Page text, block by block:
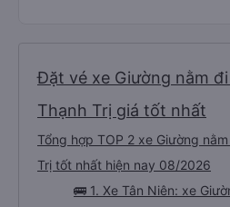
Đặt vé xe Giường nằm
Thạnh Trị giá tốt nhất
Tổng hợp TOP 2 xe Giường
Trị tốt nhất hiện nay 08/2026
🚌 1. Xe Tân Niên: xe